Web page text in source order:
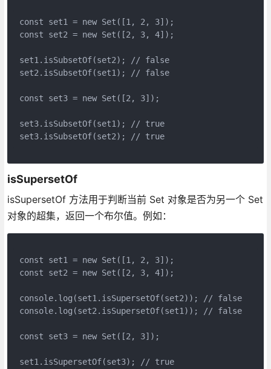
const set1 = new Set([1, 2, 3]);
const set2 = new Set([2, 3, 4]);
set1.isSubsetOf(set2); // false
set2.isSubsetOf(set1); // false
const set3 = new Set([2, 3]);
set3.isSubsetOf(set1); // true
set3.isSubsetOf(set2); // true
isSupersetOf
isSupersetOf 方法用于判断当前 Set 对象是否为另一个 Set
对象的超集，返回一个布尔值。例如：
const set1 = new Set([1, 2, 3]);
const set2 = new Set([2, 3, 4]);
console.log(set1.isSupersetOf(set2)); // false
console.log(set2.isSupersetOf(set1)); // false
const set3 = new Set([2, 3]);
set1.isSupersetOf(set3); // true